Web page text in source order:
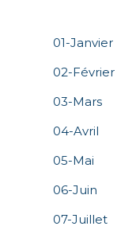
01-Janvier
02-Février
03-Mars
04-Avril
05-Mai
06-Juin
07-Juillet